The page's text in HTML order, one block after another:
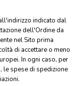
indicato dal
dell'Ordine da
nel Sito prima
di accettare o meno
In ogni caso, per
le spese di spedizione